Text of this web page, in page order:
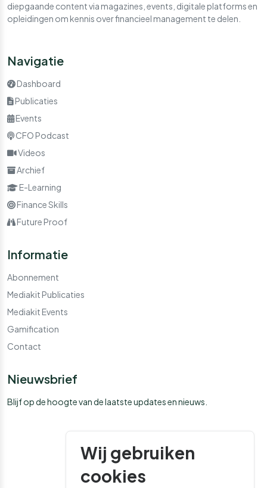
Wij gebruiken
cookies
diepgaande content via magazines, events, digitale platforms en
opleidingen om kennis over financieel management te delen.
Navigatie
Dashboard
Publicaties
Events
CFO Podcast
Videos
Archief
E-Learning
Finance Skills
Future Proof
Informatie
Abonnement
Mediakit Publicaties
Mediakit Events
Gamification
Contact
Nieuwsbrief
Blijf op de hoogte van de laatste updates en nieuws.